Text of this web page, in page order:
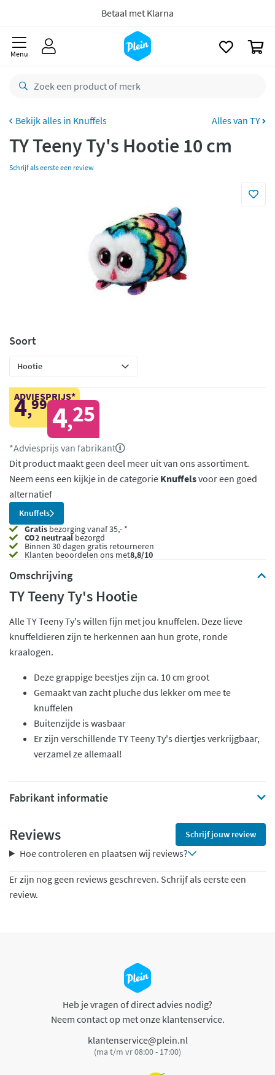
8,8/10
Menu
Knuffels Alles van TY
TY Teeny Ty's Hootie 10 cm
Schrijf als eerste een review
Soort
ADVIESPRIJS*
4,99 4,25
*Adviesprijs van fabrikant
Dit product maakt geen deel meer uit van ons assortiment.
Neem eens een kijkje in de categorie Knuffelsvoor een goed
alternatief
Knuffels
Gratis bezorging vanaf 35,- *
CO2 neutraalbezorgd
Binnen 30 dagen gratis retourneren
Klanten beoordelen ons met8,8/10
Omschrijving
TY Teeny Ty's Hootie
Alle TY Teeny Ty's willen fijn met jou knuffelen. Deze lieve
knuffeldieren zijn te herkennen aan hun grote, ronde
kraalogen.
Deze grappige beestjes zijn ca. 10 cm groot
Gemaakt van zacht pluche dus lekker om mee te
knuffelen
Buitenzijde is wasbaar
Er zijn verschillende TY Teeny Ty's diertjes verkrijgbaar,
verzamel ze allemaal!
Fabrikant informatie
Reviews Schrijf jouw review
Hoe controleren en plaatsen wij reviews?
Er zijn nog geen reviews geschreven. Schrijf als eerste een
review.
Heb je vragen of direct advies nodig?
Neem contact op met onze klantenservice.
klantenservice@plein.nl
(ma t/m vr 08:00 - 17:00)